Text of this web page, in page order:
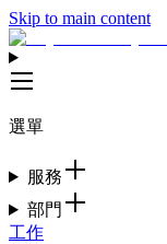
Skip to main content
選單
服務
部門
工作